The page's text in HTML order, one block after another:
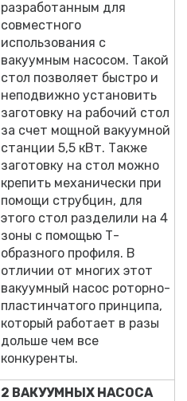
разработанным для
совместного
использования с
вакуумным насосом. Такой
стол позволяет быстро и
неподвижно установить
заготовку на рабочий стол
за счет мощной вакуумной
станции 5,5 кВт. Также
заготовку на стол можно
крепить механически при
помощи струбцин, для
этого стол разделили на 4
зоны с помощью Т-
образного профиля. В
отличии от многих этот
вакуумный насос роторно-
пластинчатого принципа,
который работает в разы
дольше чем все
конкуренты.
2 ВАКУУМНЫХ НАСОСА